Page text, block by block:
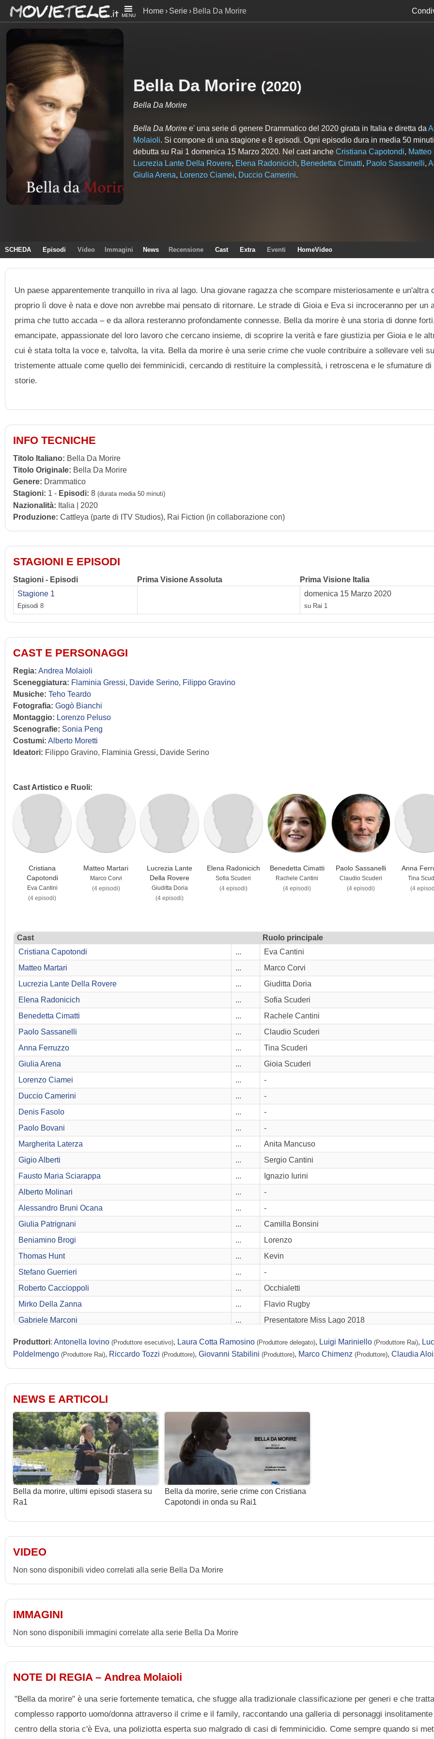
MENU
Home Serie Bella Da Morire
Bella Da Morire (2020)
Bella Da Morire
Bella Da Moriree' una serie di genere Drammatico del 2020 girata in Italia e diretta da
Molaioli. Si compone di una stagione e 8episodi. Ogni episodio dura in media 50
debutta su Rai 1 domenica 15 Marzo 2020. Nel cast anche Cristiana Capotondi, Matteo
Lucrezia Lante Della Rovere, Elena Radonicich, Benedetta Cimatti, Paolo Sassanelli,
Giulia Arena, Lorenzo Ciamei, Duccio Camerini.
SCHEDA Episodi Video Immagini News Recensione Cast Extra Eventi HomeVideo
Un paese apparentemente tranquillo in riva al lago. Una giovane ragazza che scompare misteriosamente e un'altra
proprio lì dove è nata e dove non avrebbe mai pensato di ritornare. Le strade di Gioia e Eva si incroceranno per un
prima che tutto accada – e da allora resteranno profondamente connesse. Bella da morire è una storia di donne
emancipate, appassionate del loro lavoro che cercano insieme, di scoprire la verità e fare giustizia per Gioia e le
cui è stata tolta la voce e, talvolta, la vita. Bella da morire è una serie crime che vuole contribuire a sollevare veli
tristemente attuale come quello dei femminicidi, cercando di restituire la complessità, i retroscena e le sfumature di
storie.
INFO TECNICHE
Titolo Italiano: Bella Da Morire
Titolo Originale: Bella Da Morire
Genere: Drammatico
Stagioni: 1 - Episodi: 8 (durata media 50 minuti)
Nazionalità: Italia | 2020
Produzione: Cattleya (parte di ITV Studios), Rai Fiction (in collaborazione con)
STAGIONI E EPISODI
Stagioni - Episodi Prima Visione Assoluta
Prima Visione Italia
Stagione 1
Episodi 8
domenica 15 Marzo 2020
su Rai 1
CAST E PERSONAGGI
Regia: Andrea Molaioli
Sceneggiatura: Flaminia Gressi, Davide Serino, Filippo Gravino
Musiche: Teho Teardo
Fotografia: Gogò Bianchi
Montaggio: Lorenzo Peluso
Scenografie: Sonia Peng
Costumi: Alberto Moretti
Ideatori: Filippo Gravino, Flaminia Gressi, Davide Serino
Cast Artistico e Ruoli:
Cristiana
Capotondi
Eva Cantini
(4 episodi)
Matteo Martari
Marco Corvi
(4 episodi)
Lucrezia Lante
Della Rovere
Giuditta Doria
(4 episodi)
Elena Radonicich
Sofia Scuderi
(4 episodi)
Benedetta Cimatti
Rachele Cantini
(4 episodi)
Paolo Sassanelli
Claudio Scuderi
(4 episodi)
Anna
Tina
(4
Cast
Ruolo principale
Cristiana Capotondi
...
Eva Cantini
Matteo Martari
...
Marco Corvi
Lucrezia Lante Della Rovere
...
Giuditta Doria
Elena Radonicich
...
Sofia Scuderi
Benedetta Cimatti
...
Rachele Cantini
Paolo Sassanelli
...
Claudio Scuderi
Anna Ferruzzo
...
Tina Scuderi
Giulia Arena
...
Gioia Scuderi
Lorenzo Ciamei
...
-
Duccio Camerini
...
-
Denis Fasolo
...
-
Paolo Bovani
...
-
Margherita Laterza
...
Anita Mancuso
Gigio Alberti
...
Sergio Cantini
Fausto Maria Sciarappa
...
Ignazio Iurini
Alberto Molinari
...
-
Alessandro Bruni Ocana
...
-
Giulia Patrignani
...
Camilla Bonsini
Beniamino Brogi
...
Lorenzo
Thomas Hunt
...
Kevin
Stefano Guerrieri
...
-
Roberto Caccioppoli
...
Occhialetti
Mirko Della Zanna
...
Flavio Rugby
Gabriele Marconi
...
Presentatore Miss Lago 2018
Thomas Santu
...
Istruttore Apnea
Jason Prempeh
...
Amir
Chiara Protani
...
Giorgia
Federico Rosati
Giovanni Scognamiglio
Agente biondo
Luca Seta
Andrea Vasone
Avvocato Frattini
Simone Ciampi
Cristiano
Leda Kreider
...
Linda
Fabio Balesso
...
Prof. Luigi Agneto
Produttori: Antonella Iovino (Produttore esecutivo), Laura Cotta Ramosino (Produttore delegato), Luigi Mariniello (Produttore Rai),
Poldelmengo (Produttore Rai), Riccardo Tozzi (Produttore), Giovanni Stabilini (Produttore), Marco Chimenz (Produttore), Claudia
NEWS E ARTICOLI
Bella da morire, ultimi episodi stasera su
Ra1
Bella da morire, serie crime con Cristiana
Capotondi in onda su Rai1
VIDEO
Non sono disponibili video correlati alla serie Bella Da Morire
IMMAGINI
Non sono disponibili immagini correlate alla serie Bella Da Morire
NOTE DI REGIA – Andrea Molaioli
"Bella da morire" è una serie fortemente tematica, che sfugge alla tradizionale classificazione per generi e che
complesso rapporto uomo/donna attraverso il crime e il family, raccontando una galleria di personaggi
centro della storia c'è Eva, una poliziotta esperta suo malgrado di casi di femminicidio. Come sempre quando si